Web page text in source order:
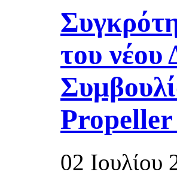
του νέου
Propeller
02 Ιουλίου